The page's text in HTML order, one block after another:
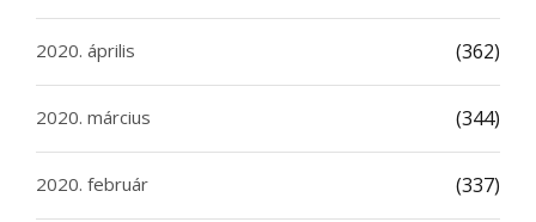
2020. április (362)
2020. március (344)
2020. február (337)